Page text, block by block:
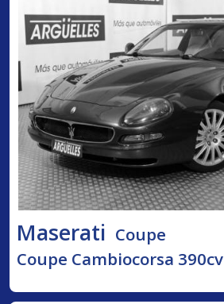
Maserati Coupe
Coupe Cambiocorsa 390cv